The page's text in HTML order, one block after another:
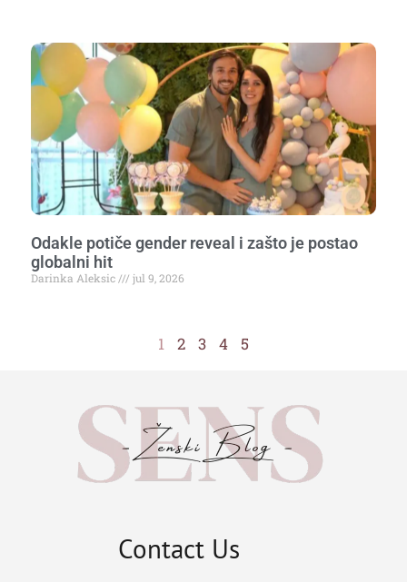
Odakle potiče gender reveal i zašto je postao
globalni hit
Darinka Aleksic jul 9, 2026
1 2 3 4 5
Contact Us